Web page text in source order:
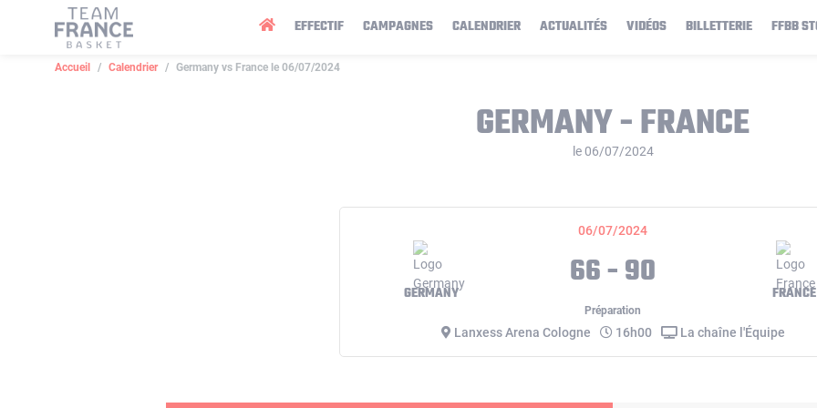
EFFECTIF CAMPAGNES CALENDRIER ACTUALITÉS VIDÉOS BILLETTERIE FFBB
Accueil Calendrier Germany vs France le 06/07/2024
GERMANY - FRANCE
le 06/07/2024
06/07/2024
GERMANY 66 - 90 FRANCE
Préparation
Lanxess Arena Cologne 16h00 La chaîne l'Équipe
Panneau de gestion des cookies